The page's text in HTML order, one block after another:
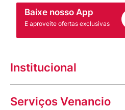
Baixe nosso App
E aproveite ofertas exclusivas
Institucional
A Venancio
Trabalhe Conosco
Serviços Venancio